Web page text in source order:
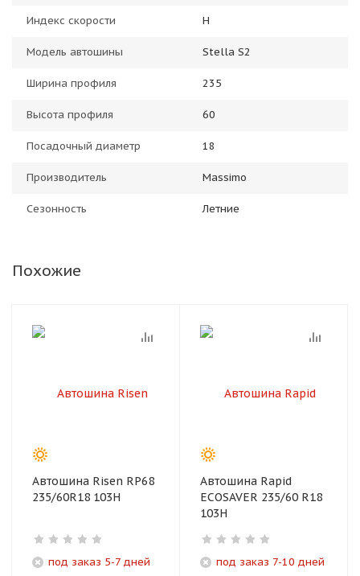
Индекс скорости H
Модель автошины Stella S2
Ширина профиля 235
Высота профиля 60
Посадочный диаметр 18
Производитель Massimo
Сезонность Летние
Похожие
Автошина Risen RP68
235/60R18 103H
под заказ 5-7 дней
Автошина Rapid
ECOSAVER 235/60 R18
103H
под заказ 7-10 дней